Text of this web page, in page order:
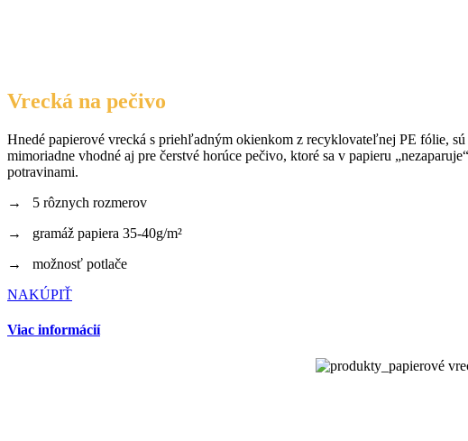
Vrecká na pečivo
Hnedé papierové vrecká s priehľadným okienkom z recyklovateľnej PE fólie,
mimoriadne vhodné aj pre čerstvé horúce pečivo, ktoré sa v papieru
potravinami.
→ 5 rôznych rozmerov
→ gramáž papiera 35-40g/m²
→ možnosť potlače
NAKÚPIŤ
Viac informácií